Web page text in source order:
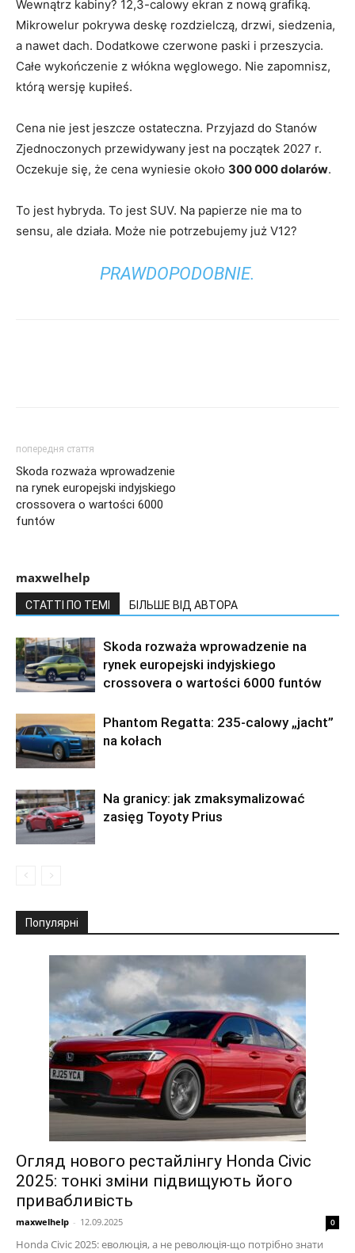
Wewnątrz kabiny? 12,3-calowy ekran z nową grafiką.
Mikrowelur pokrywa deskę rozdzielczą, drzwi, siedzenia,
a nawet dach. Dodatkowe czerwone paski i przeszycia.
Całe wykończenie z włókna węglowego. Nie zapomnisz,
którą wersję kupiłeś.
Cena nie jest jeszcze ostateczna. Przyjazd do Stanów
Zjednoczonych przewidywany jest na początek 2027 r.
Oczekuje się, że cena wyniesie około 300 000 dolarów.
To jest hybryda. To jest SUV. Na papierze nie ma to
sensu, ale działa. Może nie potrzebujemy już V12?
PRAWDOPODOBNIE.
попередня стаття
Skoda rozważa wprowadzenie
na rynek europejski indyjskiego
crossovera o wartości 6000
funtów
maxwelhelp
СТАТТІ ПО ТЕМІ БІЛЬШЕ ВІД АВТОРА
Skoda rozważa wprowadzenie na
rynek europejski indyjskiego
crossovera o wartości 6000 funtów
Phantom Regatta: 235-calowy „jacht”
na kołach
Na granicy: jak zmaksymalizować
zasięg Toyoty Prius
Популярні
Огляд нового рестайлінгу Honda Civic
2025: тонкі зміни підвищують його
привабливість
maxwelhelp - 12.09.2025 0
Honda Civic 2025: еволюція, а не революція-що потрібно знати